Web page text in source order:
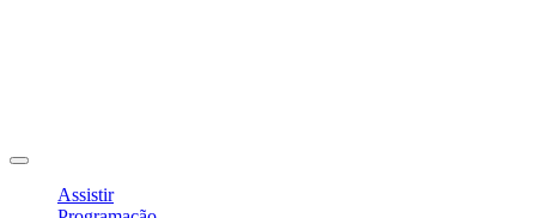
Assistir